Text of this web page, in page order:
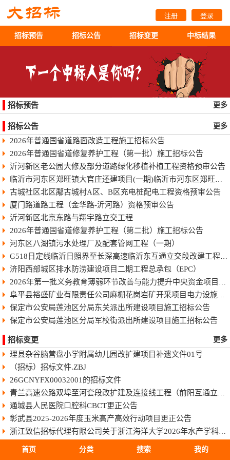
注册 登录
招标预告 招标公告 招标变更 中标结果
招标预告 更多
招标公告 更多
2026年普通国省道路面改造工程施工招标公告
2026年普通国省道修复养护工程（第一批）施工招标公告
沂河新区老公园大修及部分道路绿化移植补植工程资格预审公告
临沂市河东区郑旺镇大官庄还建项目(一期)临沂市河东区郑旺镇大官庄还建项目（一期）
古城社区北区鄅古城村A区、B区充电桩配电工程资格预审公告
厦门路道路工程（金华路-沂河路）资格预审公告
沂河新区北京东路与翔宇路立交工程
2026年普通国省道修复养护工程（第二批）施工招标公告
河东区八湖镇污水处理厂及配套管网工程（一期）
G518日定线临沂日照界至长深高速临沂东互通立交段改建工程快速化智慧公路施工招标公告
济阳西部城区排水防涝建设项目二期工程总承包（EPC）
2026年第一批义务教育薄弱环节改善与能力提升中央资金项目-藤县和平镇第一初级中学学生宿舍楼工程项目施工招标
阜平县裕盛矿业有限责任公司麻棚花岗岩矿开采项目电力设施设计采购施工总承包（二次）招标公告
保定市公安局莲池区分局东关派出所建设项目施工招标公告
保定市公安局莲池区分局军校街派出所建设项目施工招标公告
招标变更 更多
理县杂谷脑营盘小学附属幼儿园改扩建项目补遗文件01号
（招标）招标文件.ZBJ
26GCNYFX00032001的招标文件
青兰高速公路双埠至河套段改扩建及连接线工程（前阳互通立交北向匝道工程）机电工程施工1标段招标文件
通城县人民医院口腔科CBCT更正公告
彰武县2025-2026年度玉米高产高效行动项目更正公告
浙江致信招标代理有限公司关于浙江海洋大学2026年水产学科建设设备采购项目的更正公告
温州市信合工程咨询有限公司关于2026年苍南县困难残疾人家庭居住环境提升项目的更正公告（四）
首页 分类 搜索 我的